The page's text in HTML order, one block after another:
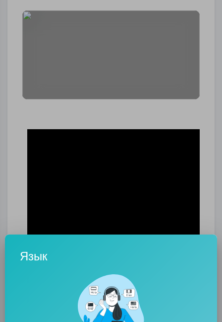
0 • 0 Комментарии
Язык